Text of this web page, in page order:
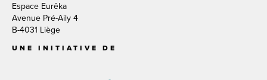
Espace Eurêka
Avenue Pré-Aily 4
B-4031 Liège
UNE INITIATIVE DE